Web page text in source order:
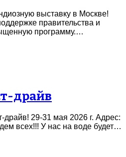
выставку в Москве!
правительства и
программу.…
драйв
драйв! 29-31 мая 2026 г. Адрес:
всех!!! У нас на воде будет…